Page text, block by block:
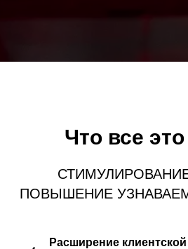
Что все
ПОВЫШЕНИЕ
Расширение